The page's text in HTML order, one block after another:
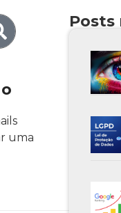
uma
Posts